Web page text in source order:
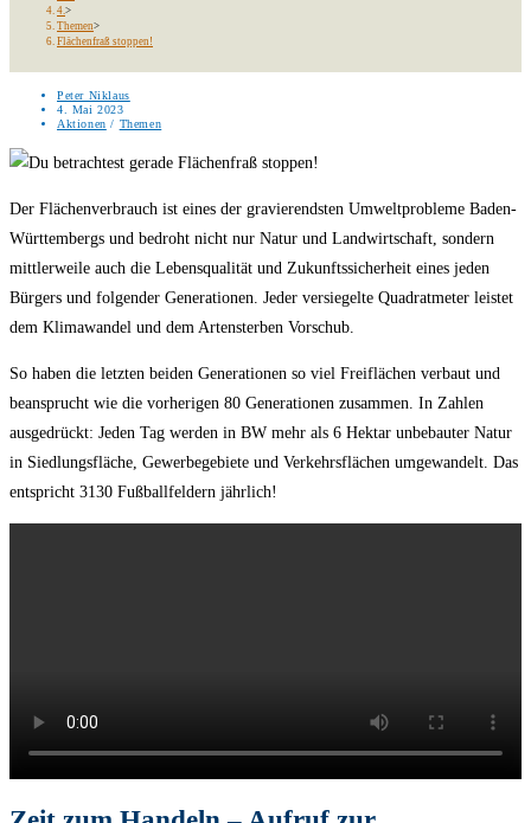
4.>
Themen>
Flächenfraß stoppen!
Beitrags-
Autor:
Peter Niklaus
Beitrag
veröffentlicht:
4. Mai 2023
Beitrags-
Aktionen / Themen
Der Flächenverbrauch ist eines der gravierendsten Umweltprobleme Baden-
Württembergs und bedroht nicht nur Natur und Landwirtschaft, sondern
mittlerweile auch die Lebensqualität und Zukunftssicherheit eines jeden
Bürgers und folgender Generationen. Jeder versiegelte Quadratmeter leistet
dem Klimawandel und dem Artensterben Vorschub.
So haben die letzten beiden Generationen so viel Freiflächen verbaut und
beansprucht wie die vorherigen 80 Generationen zusammen. In Zahlen
ausgedrückt: Jeden Tag werden in BW mehr als 6 Hektar unbebauter Natur
in Siedlungsfläche, Gewerbegebiete und Verkehrsflächen umgewandelt. Das
entspricht 3130 Fußballfeldern jährlich!